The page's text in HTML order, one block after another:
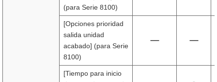
(para Serie 8100)
[Opciones prioridad
salida unidad
acabado] (para Serie
8100)
[Tiempo para inicio